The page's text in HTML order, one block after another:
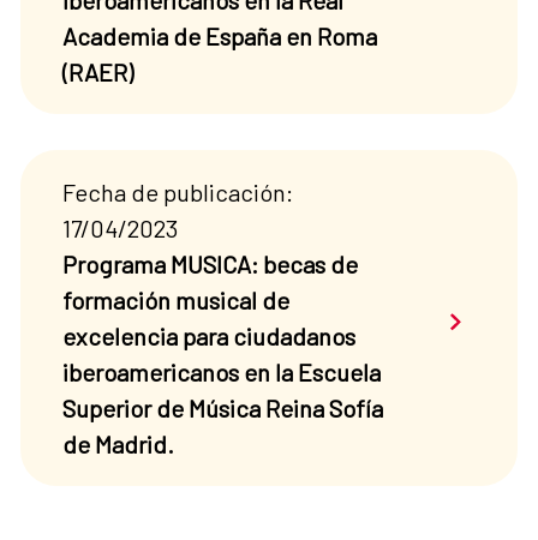
Academia de España en Roma
(RAER)
Fecha de publicación:
17/04/2023
Programa MUSICA: becas de
formación musical de
excelencia para ciudadanos
iberoamericanos en la Escuela
Superior de Música Reina Sofía
de Madrid.
Saber